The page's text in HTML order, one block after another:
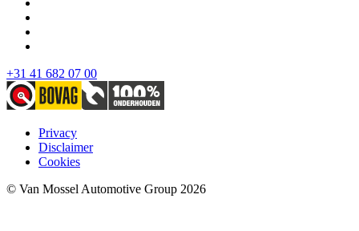
+31 41 682 07 00
Privacy
Disclaimer
Cookies
© Van Mossel Automotive Group 2026